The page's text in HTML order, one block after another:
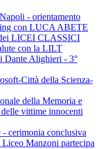
- orientamento
con LUCA ABETE
LICEI CLASSICI
con la LILT
Dante Alighieri - 3°
Città della Scienza-
della Memoria e
vittime innocenti
cerimonia conclusiva
Manzoni partecipa